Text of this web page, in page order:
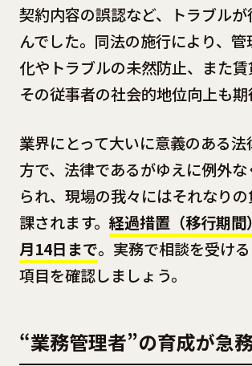
契約内容の誤認など、トラブル
んでした。同法の施行により、
化やトラブルの未然防止、また
その従事者の社会的地位向上も期
業界にとって大いに意義のある
方で、法律であるがゆえに例外
られ、現場の我々にはそれなり
課されます。 経過措置（移行期
月14日まで。実務で相談を受け
項目を確認しましょう。
“業務管理者”の育成が急